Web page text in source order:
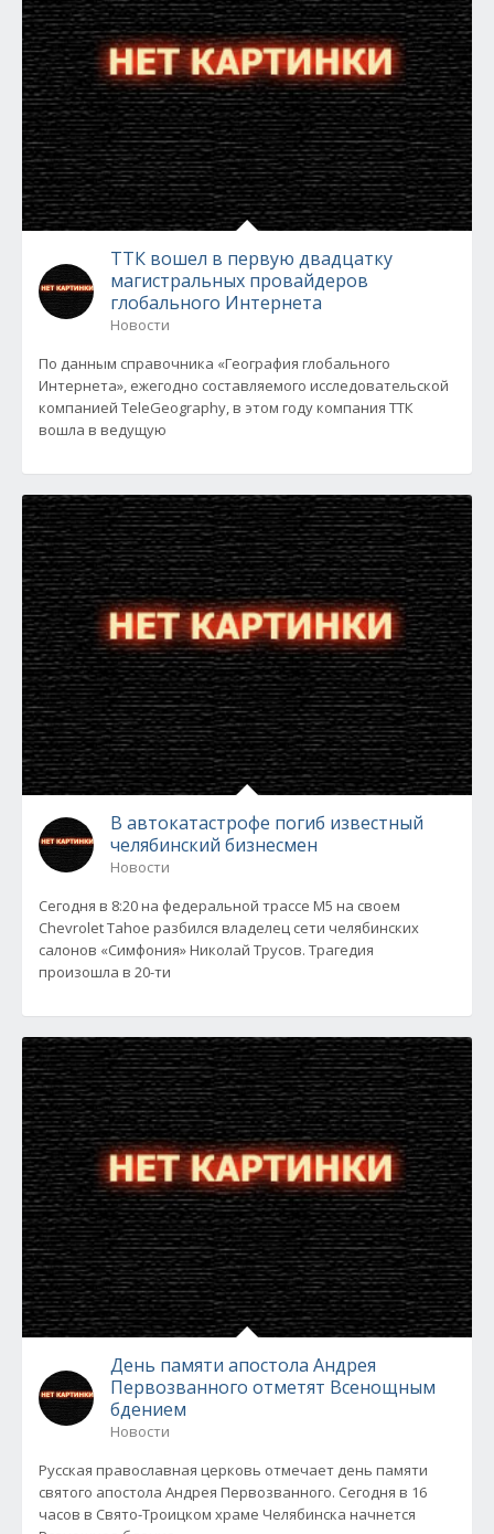
ТТК вошел в первую двадцатку
магистральных провайдеров
глобального Интернета
Новости
По данным справочника «География глобального
Интернета», ежегодно составляемого исследовательской
компанией TeleGeography, в этом году компания ТТК
вошла в ведущую
В автокатастрофе погиб известный
челябинский бизнесмен
Новости
Сегодня в 8:20 на федеральной трассе М5 на своем
Chevrolet Tahoe разбился владелец сети челябинских
салонов «Симфония» Николай Трусов. Трагедия
произошла в 20-ти
День памяти апостола Андрея
Первозванного отметят Всенощным
бдением
Новости
Русская православная церковь отмечает день памяти
святого апостола Андрея Первозванного. Сегодня в 16
часов в Свято-Троицком храме Челябинска начнется